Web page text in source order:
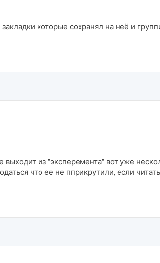
которые сохранял на неё и
выходит из "эксперемента" вот уже
что ее не пприкрутили, если